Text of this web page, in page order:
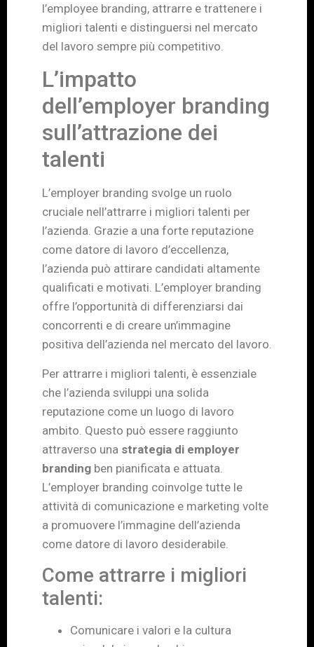
l’employee branding, attrarre e trattenere i
migliori talenti e distinguersi nel mercato
del lavoro sempre più competitivo.
L’impatto
dell’employer branding
sull’attrazione dei
talenti
L’employer branding svolge un ruolo
cruciale nell’attrarre i migliori talenti per
l’azienda. Grazie a una forte reputazione
come datore di lavoro d’eccellenza,
l’azienda può attirare candidati altamente
qualificati e motivati. L’employer branding
offre l’opportunità di differenziarsi dai
concorrenti e di creare un’immagine
positiva dell’azienda nel mercato del lavoro.
Per attrarre i migliori talenti, è essenziale
che l’azienda sviluppi una solida
reputazione come un luogo di lavoro
ambito. Questo può essere raggiunto
attraverso una strategia di employer
branding ben pianificata e attuata.
L’employer branding coinvolge tutte le
attività di comunicazione e marketing volte
a promuovere l’immagine dell’azienda
come datore di lavoro desiderabile.
Come attrarre i migliori
talenti:
Comunicare i valori e la cultura